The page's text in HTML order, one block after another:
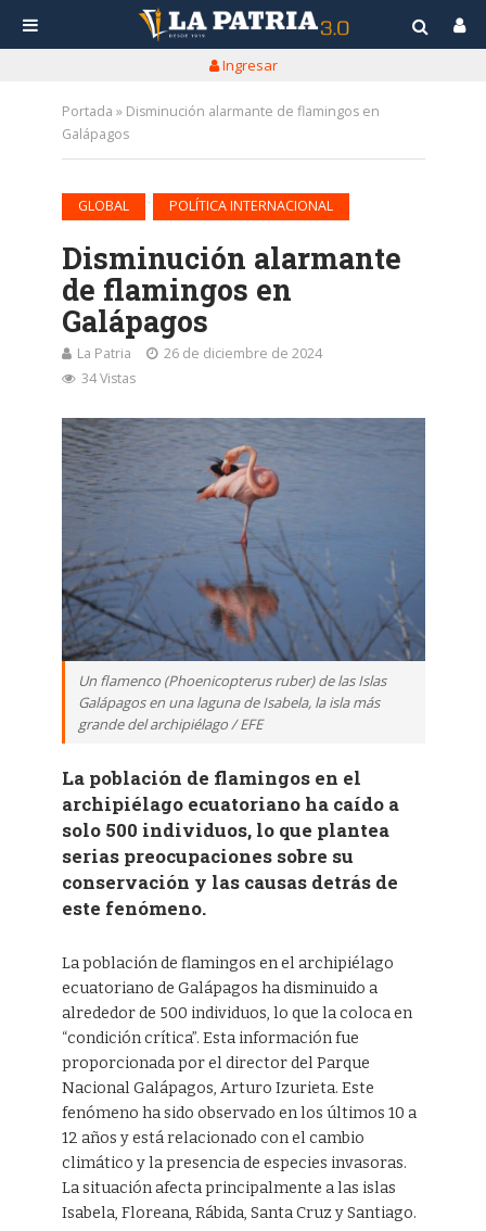
Ingresar
Portada » Disminución alarmante de flamingos en
Galápagos
GLOBAL POLÍTICA INTERNACIONAL
Disminución alarmante
de flamingos en
Galápagos
La Patria
26 de diciembre de 2024
34 Vistas
Un flamenco (Phoenicopterus ruber) de las Islas
Galápagos en una laguna de Isabela, la isla más
grande del archipiélago / EFE
La población de flamingos en el
archipiélago ecuatoriano ha caído a
solo 500 individuos, lo que plantea
serias preocupaciones sobre su
conservación y las causas detrás de
este fenómeno.
La población de flamingos en el archipiélago
ecuatoriano de Galápagos ha disminuido a
alrededor de 500 individuos, lo que la coloca en
“condición crítica”. Esta información fue
proporcionada por el director del Parque
Nacional Galápagos, Arturo Izurieta. Este
fenómeno ha sido observado en los últimos 10 a
12 años y está relacionado con el cambio
climático y la presencia de especies invasoras.
La situación afecta principalmente a las islas
Isabela, Floreana, Rábida, Santa Cruz y Santiago.